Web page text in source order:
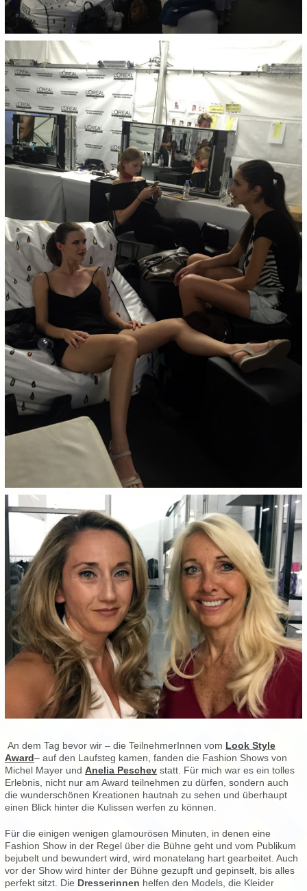
An dem Tag bevor wir – die TeilnehmerInnen vom Look Style
Award– auf den Laufsteg kamen, fanden die Fashion Shows von
Michel Mayer und Anelia Peschev statt. Für mich war es ein tolles
Erlebnis, nicht nur am Award teilnehmen zu dürfen, sondern auch
die wunderschönen Kreationen hautnah zu sehen und überhaupt
einen Blick hinter die Kulissen werfen zu können.
Für die einigen wenigen glamourösen Minuten, in denen eine
Fashion Show in der Regel über die Bühne geht und vom Publikum
bejubelt und bewundert wird, wird monatelang hart gearbeitet. Auch
vor der Show wird hinter der Bühne gezupft und gepinselt, bis alles
perfekt sitzt. Die Dresserinnen helfen den Models, die Kleider